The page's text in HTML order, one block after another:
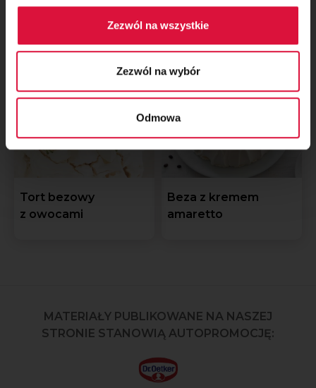
Zezwól na wszystkie
Zezwól na wybór
Odmowa
Tort bezowy
z owocami
Beza z kremem
amaretto
MATERIAŁY PUBLIKOWANE NA NASZEJ
STRONIE STANOWIĄ AUTOPROMOCJĘ: